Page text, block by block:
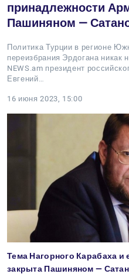
принадлежности
Пашиняном —
Политика Турции в регионе
переизбрания Эрдогана никак
NEWS.am президент
Евгений…
16 июня 2023, 15:00
Тема Нагорного Карабаха
закрыта Пашиняном —